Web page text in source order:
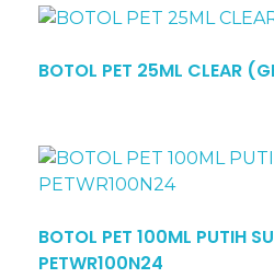
BOTOL PET 25ML CLEAR
BOTOL PET 100ML PUTIH
PETWR100N24